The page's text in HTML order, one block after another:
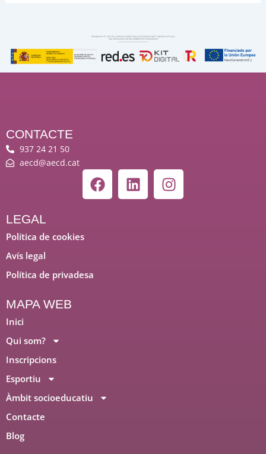
CONTACTE
937 24 21 50
aecd@aecd.cat
F
a
L
i
I
n
LEGAL
Política de cookies
Avís legal
Política de privadesa
MAPA WEB
Inici
Qui som?
Inscripcions
Esportiu
Àmbit socioeducatiu
Contacte
Blog